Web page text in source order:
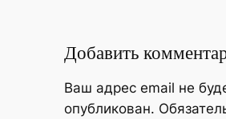
Добавить
Ваш адрес email не
опубликован.